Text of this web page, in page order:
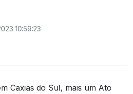
10:59:23
Caxias do Sul, mais um Ato